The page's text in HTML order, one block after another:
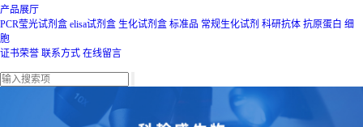
产品展厅
PCR莹光试剂盒 elisa试剂盒 生化试剂盒 标准品 常规生化试剂 科研抗体 抗原蛋白 细
胞
证书荣誉 联系方式 在线留言